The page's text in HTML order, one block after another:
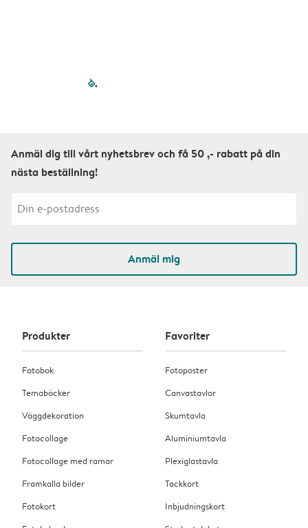
filled-pagination
Anmäl dig till vårt nyhetsbrev och få 50 ,- rabatt på din
nästa beställning!
Anmäl mig
Produkter
Fotobok
Temaböcker
Väggdekoration
Fotocollage
Fotocollage med ramar
Framkalla bilder
Fotokort
Favoriter
Fotoposter
Canvastavlor
Skumtavla
Aluminiumtavla
Plexiglastavla
Tackkort
Inbjudningskort